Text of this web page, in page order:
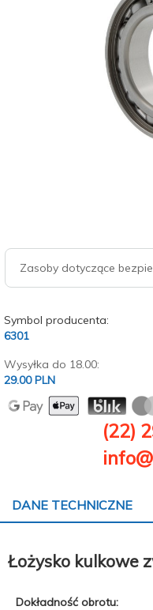
Zasoby dotyczące
Symbol producenta:
6301
Wysyłka do 18.00:
29.00 PLN
(22)
DANE TECHNICZNE
Łożysko kulkowe
Dokładność obrotu: